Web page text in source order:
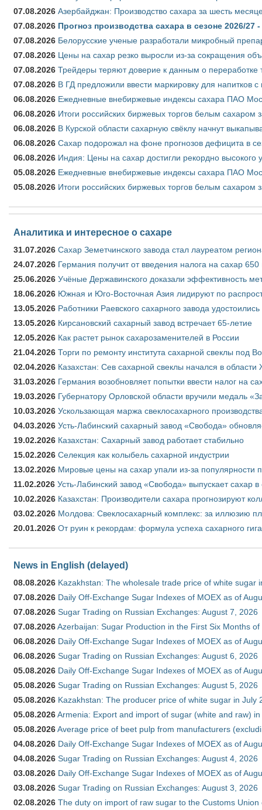
07.08.2026 Азербайджан: Производство сахара за шесть
07.08.2026 Прогноз производства сахара в сезоне 2026/
07.08.2026 Белорусские ученые разработали микробный
07.08.2026 Цены на сахар резко выросли из-за сокращения
07.08.2026 Трейдеры теряют доверие к данным о переработке
07.08.2026 В ГД предложили ввести маркировку для напитков
06.08.2026 Ежедневные внебиржевые индексы сахара ПАО
06.08.2026 Итоги российских биржевых торгов белым сахаром
06.08.2026 В Курской области сахарную свёклу начнут
06.08.2026 Сахар подорожал на фоне прогнозов дефицита в
06.08.2026 Индия: Цены на сахар достигли рекордно высокого
05.08.2026 Ежедневные внебиржевые индексы сахара ПАО
05.08.2026 Итоги российских биржевых торгов белым сахаром
Аналитика и интересное о сахаре
31.07.2026 Сахар Земетчинского завода стал лауреатом
24.07.2026 Германия получит от введения налога на сахар
25.06.2026 Учёные Державинского доказали эффективность
18.06.2026 Южная и Юго-Восточная Азия лидируют по
13.05.2026 Работники Раевского сахарного завода удостоились
13.05.2026 Кирсановский сахарный завод встречает 65-летие
12.05.2026 Как растет рынок сахарозаменителей в России
21.04.2026 Торги по ремонту института сахарной свеклы под
02.04.2026 Казахстан: Сев сахарной свеклы начался в области
31.03.2026 Германия возобновляет попытки ввести налог на
19.03.2026 Губернатору Орловской области вручили медаль
10.03.2026 Ускользающая маржа свеклосахарного
04.03.2026 Усть-Лабинский сахарный завод «Свобода»
19.02.2026 Казахстан: Сахарный завод работает стабильно
15.02.2026 Селекция как колыбель сахарной индустрии
13.02.2026 Мировые цены на сахар упали из-за популярности
11.02.2026 Усть-Лабинский завод «Свобода» выпускает сахар в
10.02.2026 Казахстан: Производители сахара прогнозируют
03.02.2026 Молдова: Свеклосахарный комплекс: за иллюзию
20.01.2026 От руин к рекордам: формула успеха сахарного
News in English (delayed)
08.08.2026 Kazakhstan: The wholesale trade price of white sugar
07.08.2026 Daily Off-Exchange Sugar Indexes of MOEX as of
07.08.2026 Sugar Trading on Russian Exchanges: August 7, 2026
07.08.2026Azerbaijan: Sugar Production in the First Six Months of
06.08.2026 Daily Off-Exchange Sugar Indexes of MOEX as of
06.08.2026 Sugar Trading on Russian Exchanges: August 6, 2026
05.08.2026 Daily Off-Exchange Sugar Indexes of MOEX as of
05.08.2026 Sugar Trading on Russian Exchanges: August 5, 2026
05.08.2026 Kazakhstan: The producer price of white sugar in July
05.08.2026Armenia: Export and import of sugar (white and raw)
05.08.2026Average price of beet pulp from manufacturers
04.08.2026 Daily Off-Exchange Sugar Indexes of MOEX as of
04.08.2026 Sugar Trading on Russian Exchanges: August 4, 2026
03.08.2026 Daily Off-Exchange Sugar Indexes of MOEX as of
03.08.2026 Sugar Trading on Russian Exchanges: August 3, 2026
02.08.2026 The duty on import of raw sugar to the Customs